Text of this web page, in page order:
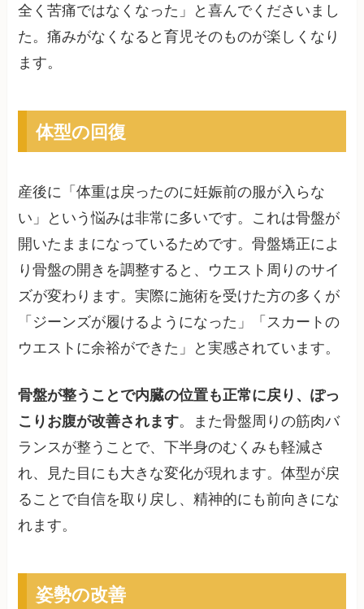
全く苦痛ではなくなった」と喜んでくださいまし
た。痛みがなくなると育児そのものが楽しくなり
ます。
体型の回復
産後に「体重は戻ったのに妊娠前の服が入らな
い」という悩みは非常に多いです。これは骨盤が
開いたままになっているためです。骨盤矯正によ
り骨盤の開きを調整すると、ウエスト周りのサイ
ズが変わります。実際に施術を受けた方の多くが
「ジーンズが履けるようになった」「スカートの
ウエストに余裕ができた」と実感されています。
骨盤が整うことで内臓の位置も正常に戻り、ぽっ
こりお腹が改善されます。また骨盤周りの筋肉バ
ランスが整うことで、下半身のむくみも軽減さ
れ、見た目にも大きな変化が現れます。体型が戻
ることで自信を取り戻し、精神的にも前向きにな
れます。
姿勢の改善